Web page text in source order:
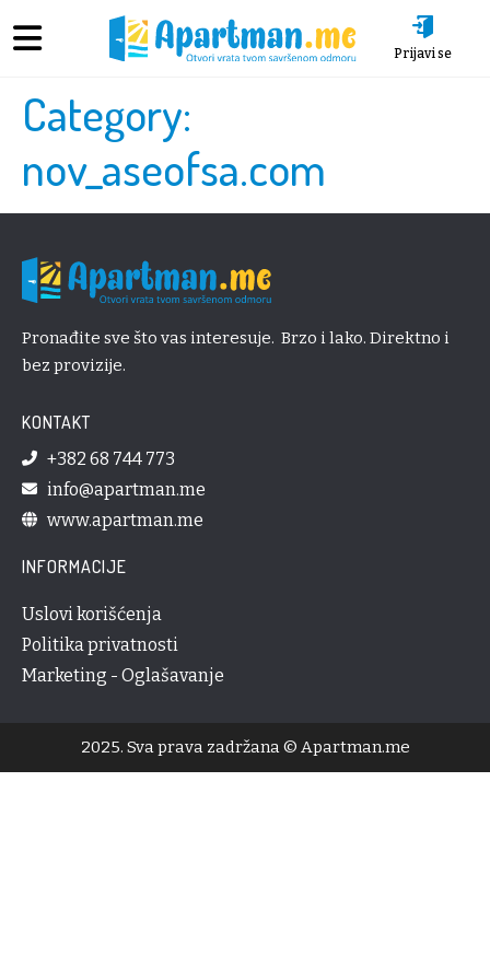
Prijavi se
Category:
nov_aseofsa.com
Pronađite sve što vas interesuje. Brzo i lako. Direktno i
bez provizije.
KONTAKT
+382 68 744 773
info@apartman.me
www.apartman.me
INFORMACIJE
Uslovi korišćenja
Politika privatnosti
Marketing - Oglašavanje
2025. Sva prava zadržana © Apartman.me